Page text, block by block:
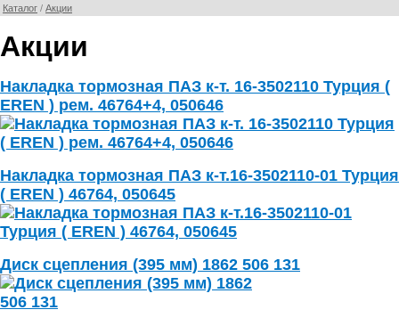
Каталог / Акции
Акции
Накладка тормозная ПАЗ к-т. 16-3502110 Турция (
EREN ) рем. 46764+4, 050646
Накладка тормозная ПАЗ к-т.16-3502110-01 Турция
( EREN ) 46764, 050645
Диск сцепления (395 мм) 1862 506 131